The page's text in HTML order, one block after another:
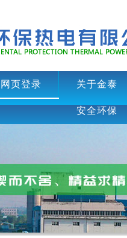
页登录 关于金泰
安全环保